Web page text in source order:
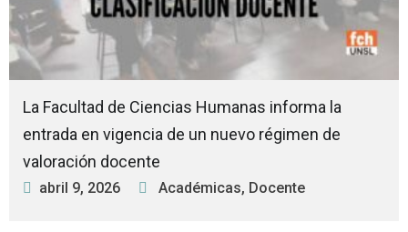
La Facultad de Ciencias Humanas informa la
entrada en vigencia de un nuevo régimen de
valoración docente
abril 9, 2026 Académicas, Docente